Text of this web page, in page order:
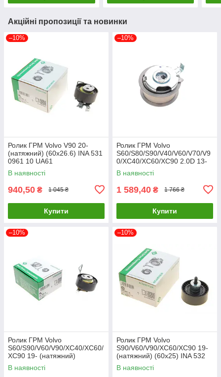
Акційні пропозиції та новинки
–10%
Ролик ГРМ Volvo V90 20-
(натяжний) (60x26.6) INA 531
0961 10 UA61
В наявності
940,50 ₴ 1 045 ₴
Купити
–10%
Ролик ГРМ Volvo
S60/S80/S90/V40/V60/V70/V9
0/XC40/XC60/XC90 2.0D 13-
(натяжний) SNR GT365.13
UA61
В наявності
1 589,40 ₴ 1 766 ₴
Купити
–10%
Ролик ГРМ Volvo
S60/S90/V60/V90/XC40/XC60/
XC90 19- (натяжний)
(62x25.25) INA 531 1002 10
UA61
В наявності
–10%
Ролик ГРМ Volvo
S90/V60/V90/XC60/XC90 19-
(натяжний) (60x25) INA 532
0997 10 UA61
В наявності